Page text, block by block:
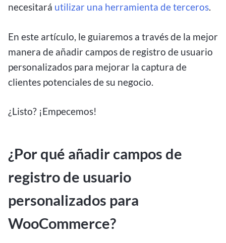
necesitará utilizar una herramienta de terceros.
En este artículo, le guiaremos a través de la mejor
manera de añadir campos de registro de usuario
personalizados para mejorar la captura de
clientes potenciales de su negocio.
¿Listo? ¡Empecemos!
¿Por qué añadir campos de
registro de usuario
personalizados para
WooCommerce?